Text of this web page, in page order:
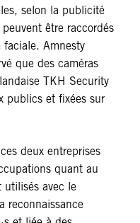
selon la publicité
être raccordés
Amnesty
que des caméras
TKH Security
publics et fixées sur
deux entreprises
quant au
utilisés avec le
reconnaissance